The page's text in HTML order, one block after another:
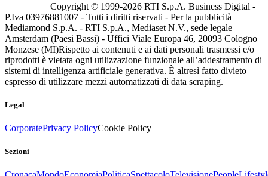
Copyright © 1999-2026 RTI S.p.A. Business Digital -
P.Iva 03976881007 - Tutti i diritti riservati - Per la pubblicità
Mediamond S.p.A. - RTI S.p.A., Mediaset N.V., sede legale
Amsterdam (Paesi Bassi) - Uffici Viale Europa 46, 20093 Cologno
Monzese (MI)Rispetto ai contenuti e ai dati personali trasmessi e/o
riprodotti è vietata ogni utilizzazione funzionale all’addestramento di
sistemi di intelligenza artificiale generativa. È altresì fatto divieto
espresso di utilizzare mezzi automatizzati di data scraping.
Legal
CorporatePrivacy PolicyCookie Policy
Sezioni